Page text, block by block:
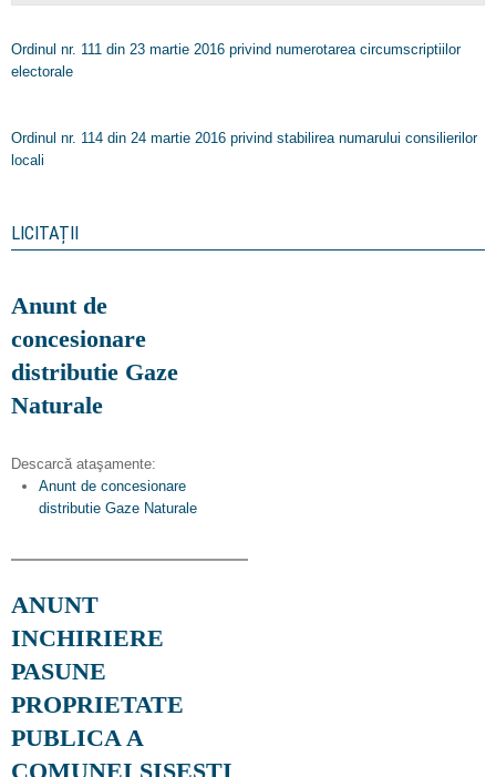
Ordinul nr. 111 din 23 martie 2016 privind numerotarea circumscriptiilor
electorale
Ordinul nr. 114 din 24 martie 2016 privind stabilirea numarului consilierilor
locali
LICITAȚII
Anunt de
concesionare
distributie Gaze
Naturale
Descarcă ataşamente:
Anunt de concesionare
distributie Gaze Naturale
ANUNT
INCHIRIERE
PASUNE
PROPRIETATE
PUBLICA A
COMUNEI SISESTI